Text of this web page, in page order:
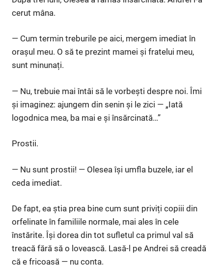
cerut mâna.
— Cum termin treburile pe aici, mergem imediat în
orașul meu. O să te prezint mamei și fratelui meu,
sunt minunați.
— Nu, trebuie mai întâi să le vorbești despre noi. Îmi
și imaginez: ajungem din senin și le zici — „Iată
logodnica mea, ba mai e și însărcinată…”
Prostii.
— Nu sunt prostii! — Olesea își umfla buzele, iar el
ceda imediat.
De fapt, ea știa prea bine cum sunt priviți copiii din
orfelinate în familiile normale, mai ales în cele
înstărite. Își dorea din tot sufletul ca primul val să
treacă fără să o lovească. Lasă-l pe Andrei să creadă
că e fricoasă — nu conta.